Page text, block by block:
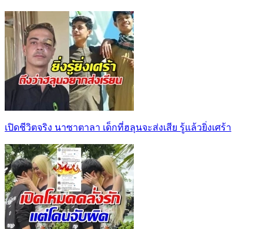
เปิดชีวิตจริง นาซาตาลา เด็กที่ฮลุนจะส่งเสีย รู้แล้วยิ่งเศร้า